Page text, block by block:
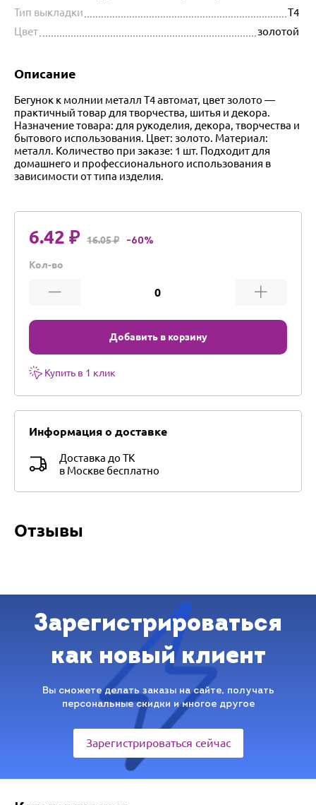
Тип выкладки
Т4
Цвет
золотой
Описание
Бегунок к молнии металл Т4 автомат, цвет золото —
практичный товар для творчества, шитья и декора.
Назначение товара: для рукоделия, декора, творчества и
бытового использования. Цвет: золото. Материал:
металл. Количество при заказе: 1 шт. Подходит для
домашнего и профессионального использования в
зависимости от типа изделия.
6.42 ₽ 16.05 ₽ -60%
Кол-во
Добавить в корзину
Купить в 1 клик
Информация о доставке
Доставка до ТК
в Москве бесплатно
Отзывы
Зарегистрироваться
как новый клиент
Вы сможете делать заказы на сайте, получать
персональные скидки и многое другое
Зарегистрироваться сейчас